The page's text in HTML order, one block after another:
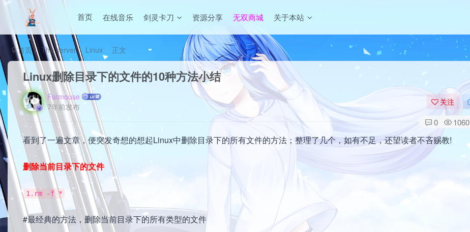
首页 在线音乐 剑灵卡刀 资源分享 无双商城 关于本站
首页 The server Linux 正文
Linux删除目录下的文件的10种方法小结
Fatmouse
7年前发布
关注
0 1060
看到了一遍文章，便突发奇想的想起Linux中删除目录下的所有文件的方法；整理了几个，如有不足，还望读者不吝赐教!
删除当前目录下的文件
1.rm -f *
#最经典的方法，删除当前目录下的所有类型的文件